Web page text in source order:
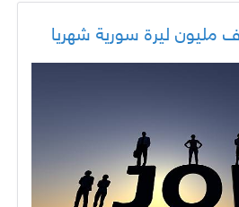
ليرة سورية شهريا